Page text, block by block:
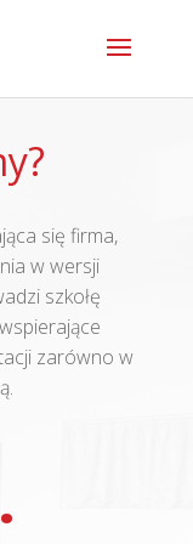
się firma,
w wersji
szkołę
zarówno w